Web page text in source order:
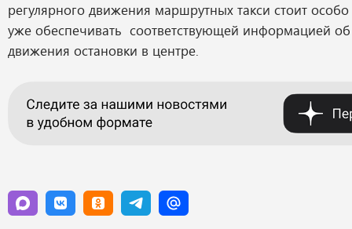
регулярного движения маршрутных такси стоит
уже обеспечивать соответствующей информацией об
движения остановки в центре.